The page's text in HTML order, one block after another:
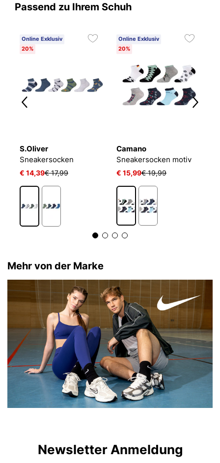
Passend zu Ihrem Schuh
Online Exklusiv
20%
S.Oliver
Sneakersocken
€ 14,39€ 17,99
Online Exklusiv
20%
Camano
Sneakersocken motiv
€ 15,99€ 19,99
Mehr von der Marke
Newsletter Anmeldung